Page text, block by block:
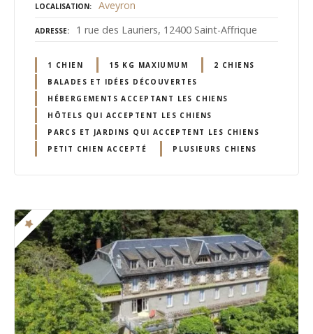
LOCALISATION Aveyron
ADRESSE 1 rue des Lauriers, 12400 Saint-Affrique
1 CHIEN 15 KG MAXIUMUM
2 CHIENS
BALADES ET IDÉES DÉCOUVERTES
HÉBERGEMENTS ACCEPTANT LES CHIENS
HÔTELS QUI ACCEPTENT LES CHIENS
PARCS ET JARDINS QUI ACCEPTENT LES CHIENS
PETIT CHIEN ACCEPTÉ
PLUSIEURS CHIENS